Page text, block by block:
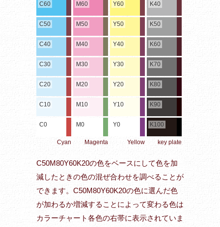
C60
C50
C40
C30
C20
C10
C0
Cyan
M60
M50
M40
M30
M20
M10
M0
Magenta
Y60
Y50
Y40
Y30
Y20
Y10
Y0
Yellow
K40
K50
K60
K70
K80
K90
K100
key plate
C50M80Y60K20の色をベースにして色を加
減したときの色の混ぜ合わせを調べることが
できます。C50M80Y60K20の色に選んだ色
が加わるか増減することによって変わる色は
カラーチャート各色の右帯に表示されていま